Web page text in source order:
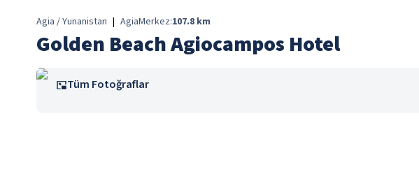
Agia / Yunanistan | AgiaMerkez:107.8 km
Golden Beach Agiocampos Hotel
Tüm Fotoğraflar